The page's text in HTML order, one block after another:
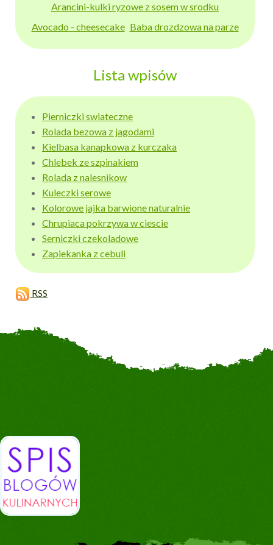
Arancini-kulki ryzowe z sosem w srodku
Avocado - cheesecake Baba drozdzowa na parze
Lista wpisów
Pierniczki swiateczne
Rolada bezowa z jagodami
Kielbasa kanapkowa z kurczaka
Chlebek ze szpinakiem
Rolada z nalesnikow
Kuleczki serowe
Kolorowe jajka barwione naturalnie
Chrupiaca pokrzywa w ciescie
Serniczki czekoladowe
Zapiekanka z cebuli
RSS